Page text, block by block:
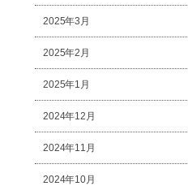
2025年3月
2025年2月
2025年1月
2024年12月
2024年11月
2024年10月